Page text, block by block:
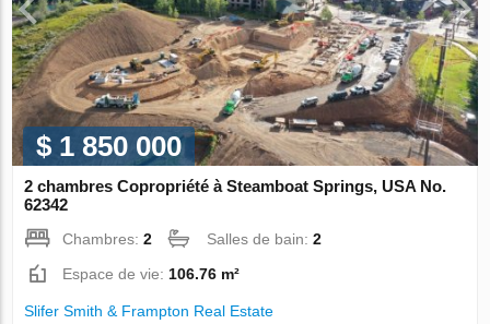
$ 1 850 000
2 chambres Copropriété à Steamboat Springs, USA No.
62342
Chambres:2 Salles de bain:2
Espace de vie: 106.76 m²
Slifer Smith & Frampton Real Estate